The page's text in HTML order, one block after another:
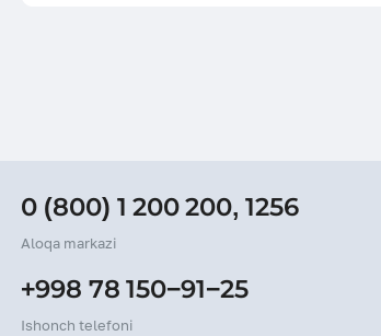
0 (800) 1 200 200, 1256
Aloqa markazi
+998 78 150−91−25
Ishonch telefoni